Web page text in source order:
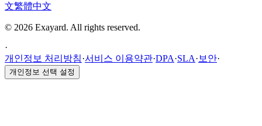
文繁體中文
© 2026 Exayard. All rights reserved.
·
개인정보 처리방침·서비스 이용약관·DPA·SLA· 보안·
개인정보 선택 설정